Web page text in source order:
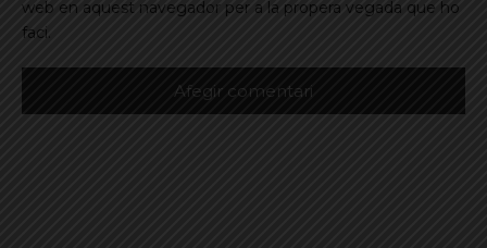
web en aquest navegador per a la propera vegada que ho
faci.